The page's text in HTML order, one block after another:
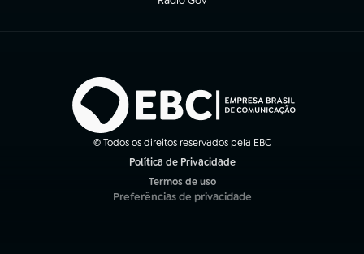
(abre em nova aba)
© Todos os direitos reservados pela EBC
Política de Privacidade
Termos de uso
(abre em nova aba)
Preferências de privacidade